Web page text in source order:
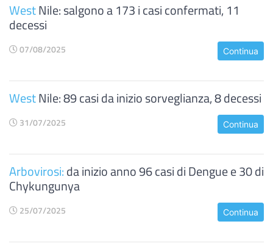
WestNile: salgono a 173 i casi confermati, 11
decessi
07/08/2025 Continua
WestNile: 89 casi da inizio sorveglianza, 8 decessi
31/07/2025 Continua
Arbovirosi:da inizio anno 96 casi di Dengue e 30 di
Chykungunya
25/07/2025 Continua